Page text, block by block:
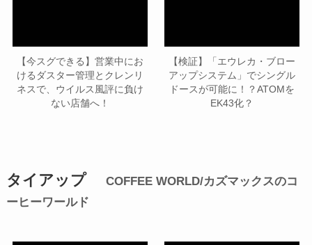
【今スグできる】営業中にお
けるダスター管理とクレンリ
ネスで、ウイルス風評に負け
ない店舗へ！
【検証】「エウレカ・ブロー
アップシステム」でシングル
ドースが可能に！？ATOMを
EK43化？
タイアップ
COFFEE WORLD/カズマックスのコ
ーヒーワールド